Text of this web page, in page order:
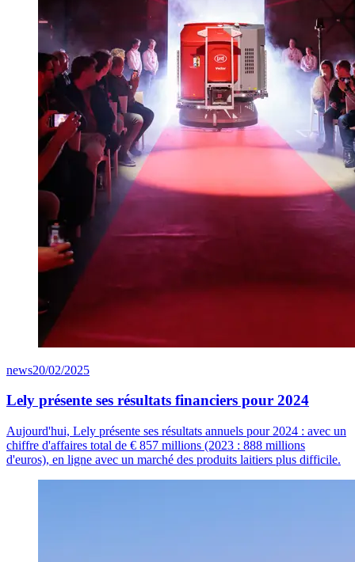
news20/02/2025
Lely présente ses résultats financiers pour 2024
Aujourd'hui, Lely présente ses résultats annuels pour 2024 : avec un
chiffre d'affaires total de € 857 millions (2023 : 888 millions
d'euros), en ligne avec un marché des produits laitiers plus difficile.